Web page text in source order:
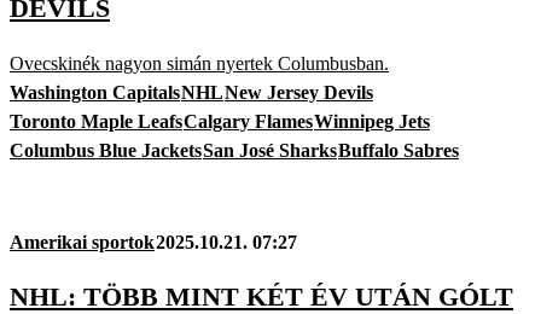
DEVILS
Ovecskinék nagyon simán nyertek Columbusban.
Washington CapitalsNHLNew Jersey Devils
Toronto Maple LeafsCalgary FlamesWinnipeg Jets
Columbus Blue JacketsSan José SharksBuffalo Sabres
Amerikai sportok2025.10.21. 07:27
NHL: TÖBB MINT KÉT ÉV UTÁN GÓLT